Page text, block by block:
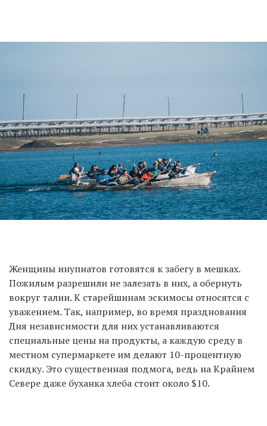
Женщины инупиатов готовятся к забегу в мешках.
Пожилым разрешили не залезать в них, а обернуть
вокруг талии. К старейшинам эскимосы относятся с
уважением. Так, например, во время празднования
Дня независимости для них устанавливаются
специальные цены на продукты, а каждую среду в
местном супермаркете им делают 10-процентную
скидку. Это существенная подмога, ведь на Крайнем
Севере даже буханка хлеба стоит около $10.